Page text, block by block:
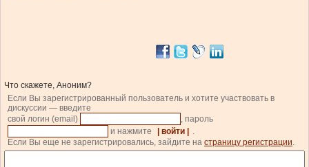
Что скажете, Аноним?
Если Вы зарегистрированный пользователь и хотите участвовать в
дискуссии — введите
свой логин (email)
, пароль
и нажмите
| войти |
.
Если Вы еще не зарегистрировались, зайдите на страницу регистрации.